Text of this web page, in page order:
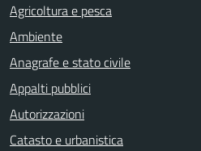
Agricoltura e pesca
Ambiente
Anagrafe e stato civile
Appalti pubblici
Autorizzazioni
Catasto e urbanistica